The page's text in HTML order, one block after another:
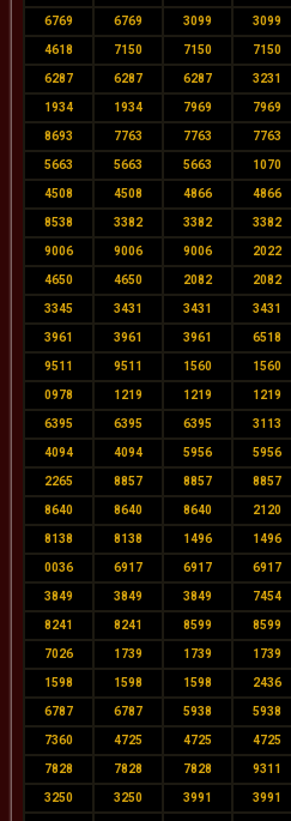
6769 6769 3099 3099
4618 7150 7150 7150
6287 6287 6287 3231
1934 1934 7969 7969
8693 7763 7763 7763
5663 5663 5663 1070
4508 4508 4866 4866
8538 3382 3382 3382
9006 9006 9006 2022
4650 4650 2082 2082
3345 3431 3431 3431
3961 3961 3961 6518
9511 9511 1560 1560
0978 1219 1219 1219
6395 6395 6395 3113
4094 4094 5956 5956
2265 8857 8857 8857
8640 8640 8640 2120
8138 8138 1496 1496
0036 6917 6917 6917
3849 3849 3849 7454
8241 8241 8599 8599
7026 1739 1739 1739
1598 1598 1598 2436
6787 6787 5938 5938
7360 4725 4725 4725
7828 7828 7828 9311
3250 3250 3991 3991